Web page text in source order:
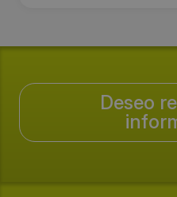
Deseo